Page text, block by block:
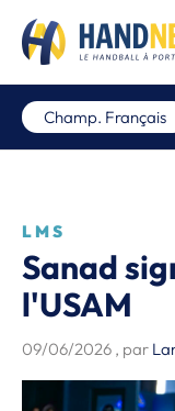
Champ. Français
LMS
Sanad
l'USAM
09/06/2026 , par